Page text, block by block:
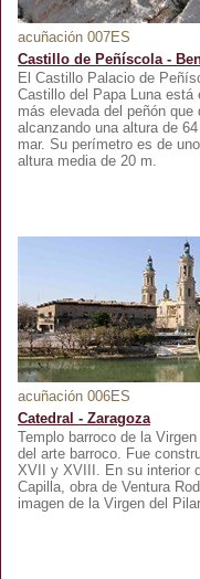
acuñación 007ES
Castillo de Peñíscola -
El Castillo Palacio de
Castillo del Papa Luna está
más elevada del peñón que
alcanzando una altura de
mar. Su perímetro es de
altura media de 20 m.
acuñación 006ES
Catedral - Zaragoza
Templo barroco de la
del arte barroco. Fue
XVII y XVIII. En su interior
Capilla, obra de Ventura
imagen de la Virgen del